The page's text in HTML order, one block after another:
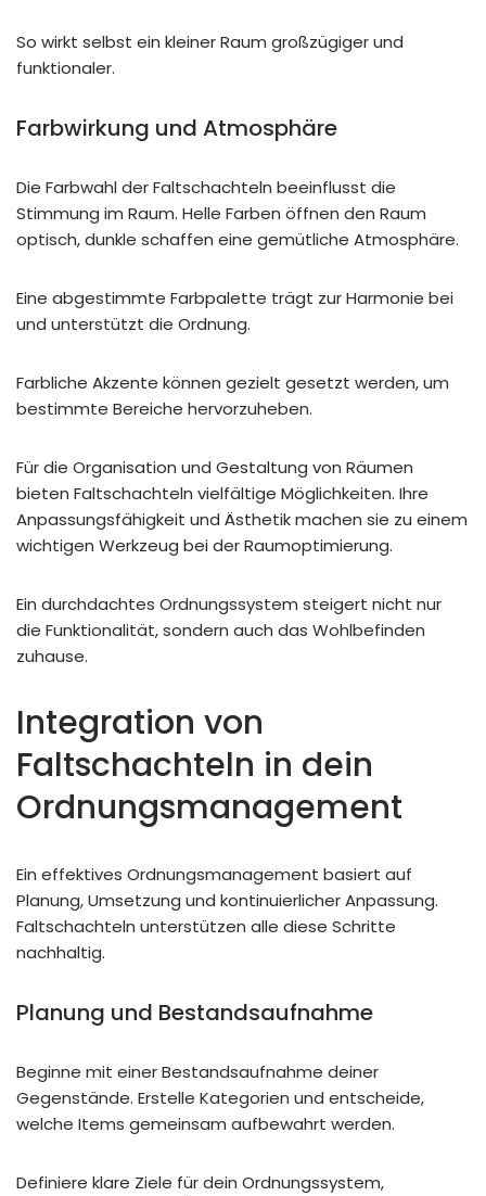
So wirkt selbst ein kleiner Raum großzügiger und
funktionaler.
Farbwirkung und Atmosphäre
Die Farbwahl der Faltschachteln beeinflusst die
Stimmung im Raum. Helle Farben öffnen den Raum
optisch, dunkle schaffen eine gemütliche Atmosphäre.
Eine abgestimmte Farbpalette trägt zur Harmonie bei
und unterstützt die Ordnung.
Farbliche Akzente können gezielt gesetzt werden, um
bestimmte Bereiche hervorzuheben.
Für die Organisation und Gestaltung von Räumen
bieten Faltschachteln vielfältige Möglichkeiten. Ihre
Anpassungsfähigkeit und Ästhetik machen sie zu einem
wichtigen Werkzeug bei der Raumoptimierung.
Ein durchdachtes Ordnungssystem steigert nicht nur
die Funktionalität, sondern auch das Wohlbefinden
zuhause.
Integration von
Faltschachteln in dein
Ordnungsmanagement
Ein effektives Ordnungsmanagement basiert auf
Planung, Umsetzung und kontinuierlicher Anpassung.
Faltschachteln unterstützen alle diese Schritte
nachhaltig.
Planung und Bestandsaufnahme
Beginne mit einer Bestandsaufnahme deiner
Gegenstände. Erstelle Kategorien und entscheide,
welche Items gemeinsam aufbewahrt werden.
Definiere klare Ziele für dein Ordnungssystem,